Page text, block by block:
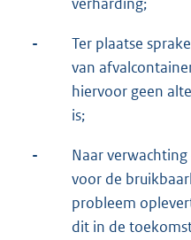
-
Ter plaatse
van
hiervoor geen
is;
-
Naar
voor de
probleem
dit in de